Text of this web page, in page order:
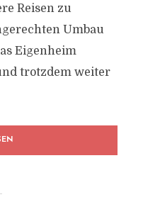
Reisen zu
Umbau
Eigenheim
trotzdem weiter